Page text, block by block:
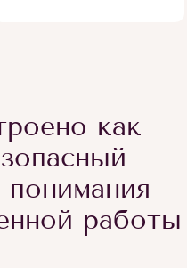
как
работы